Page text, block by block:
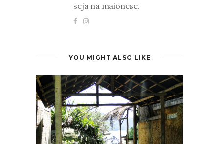
seja na maionese.
YOU MIGHT ALSO LIKE